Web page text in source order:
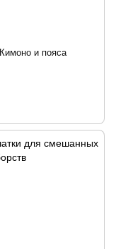
Кимоно и пояса